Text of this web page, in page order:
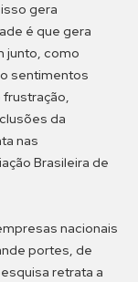
gera
é que gera
junto, como
sentimentos
da
nas
Brasileira de
nacionais
portes, de
retrata a